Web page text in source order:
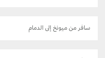
سافر من ميونخ إلى الدمام